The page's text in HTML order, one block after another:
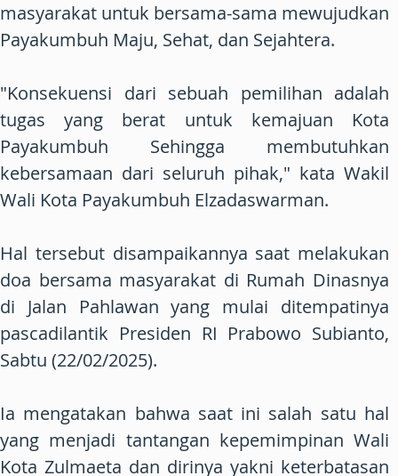
masyarakat untuk bersama-sama mewujudkan
Payakumbuh Maju, Sehat, dan Sejahtera.
"Konsekuensi dari sebuah pemilihan adalah
tugas yang berat untuk kemajuan Kota
Payakumbuh Sehingga membutuhkan
kebersamaan dari seluruh pihak," kata Wakil
Wali Kota Payakumbuh Elzadaswarman.
Hal tersebut disampaikannya saat melakukan
doa bersama masyarakat di Rumah Dinasnya
di Jalan Pahlawan yang mulai ditempatinya
pascadilantik Presiden RI Prabowo Subianto,
Sabtu (22/02/2025).
Ia mengatakan bahwa saat ini salah satu hal
yang menjadi tantangan kepemimpinan Wali
Kota Zulmaeta dan dirinya yakni keterbatasan